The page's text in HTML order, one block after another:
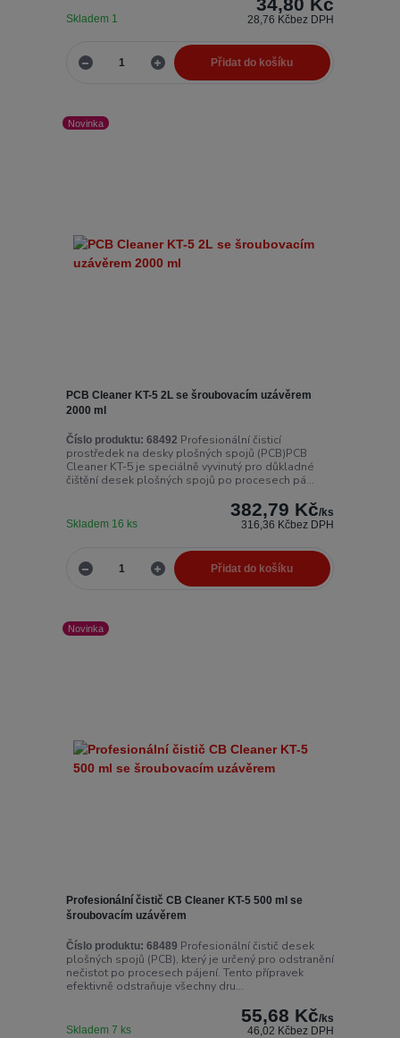
28,76 Kčbez DPH
Skladem 1
Přidat do košíku
Novinka
PCB Cleaner KT-5 2L se šroubovacím uzávěrem
2000 ml
Číslo produktu: 68492 Profesionální čisticí
prostředek na desky plošných spojů (PCB)PCB
Cleaner KT-5 je speciálně vyvinutý pro důkladné
čištění desek plošných spojů po procesech pá...
382,79 Kč/ks
316,36 Kčbez DPH
Skladem 16 ks
Přidat do košíku
Novinka
Profesionální čistič CB Cleaner KT-5 500 ml se
šroubovacím uzávěrem
Číslo produktu: 68489 Profesionální čistič desek
plošných spojů (PCB), který je určený pro odstranění
nečistot po procesech pájení. Tento přípravek
efektivně odstraňuje všechny dru...
55,68 Kč/ks
46,02 Kčbez DPH
Skladem 7 ks